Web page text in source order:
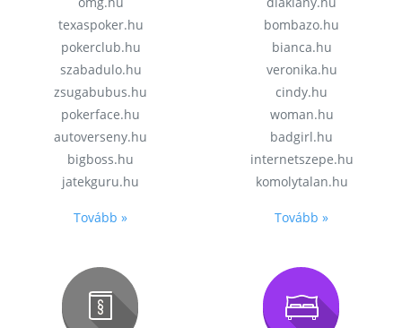
texaspoker.hu
pokerclub.hu
szabadulo.hu
zsugabubus.hu
pokerface.hu
autoverseny.hu
bigboss.hu
jatekguru.hu
Tovább »
bombazo.hu
bianca.hu
veronika.hu
cindy.hu
woman.hu
badgirl.hu
internetszepe.hu
komolytalan.hu
Tovább »